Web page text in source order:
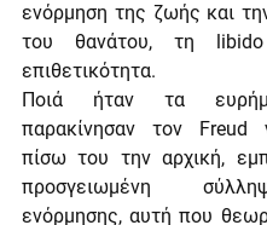
ενόρμηση της ζωής και
του θανάτου, τη
επιθετικότητα.
Ποιά ήταν τα
παρακίνησαν τον Freud
πίσω του την αρχική,
προσγειωμένη
ενόρμησης, αυτή που